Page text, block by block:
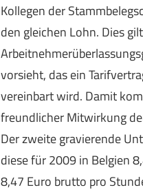
Kollegen der
den gleichen Lohn. Dies
vorsieht, das ein
vereinbart wird. Damit
freundlicher Mitwirkung
Der zweite gravierende
diese für 2009 in Belgien
8,47 Euro brutto pro